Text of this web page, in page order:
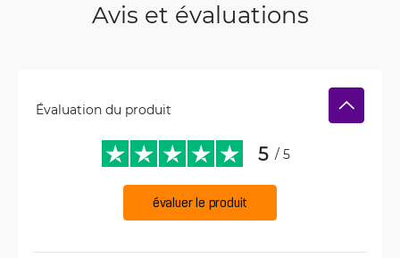
Avis et évaluations
Évaluation du produit
5 / 5
évaluer le produit